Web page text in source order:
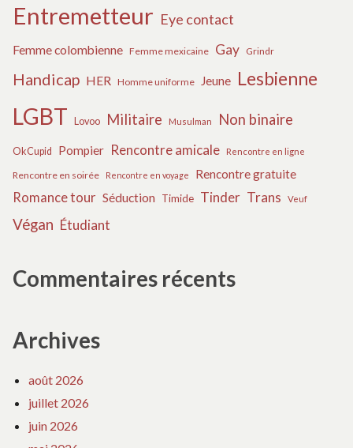
Entremetteur Eye contact
Femme colombienne Femme mexicaine Gay Grindr
Handicap HER Homme uniforme Jeune Lesbienne
LGBT Lovoo Militaire Musulman Non binaire
OkCupid Pompier Rencontre amicale Rencontre en ligne
Rencontre en soirée Rencontre en voyage Rencontre gratuite
Romance tour Séduction Timide Tinder Trans Veuf
Végan Étudiant
Commentaires récents
Archives
août 2026
juillet 2026
juin 2026